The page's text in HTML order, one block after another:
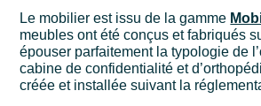
Le mobilier est issu de la gamme
meubles ont été conçus et fabriqués
épouser parfaitement la typologie de
cabine de confidentialité et
créée et installée suivant la